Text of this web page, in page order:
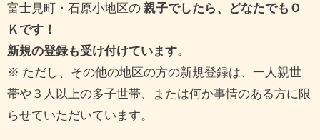
富士見町・石原小地区の 親子でしたら、どなたでもＯ
Ｋです！
新規の登録も受け付けています。
※ ただし、その他の地区の方の新規登録は、一人親世
帯や３人以上の多子世帯、または何か事情のある方に限
らせていただいています。